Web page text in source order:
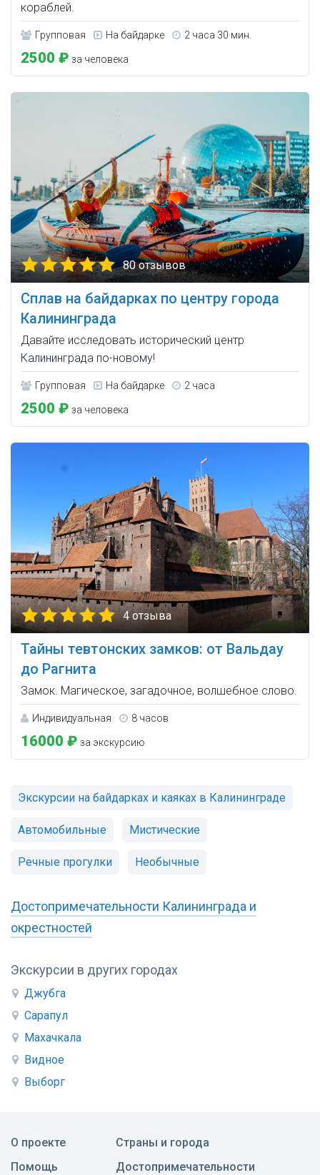
Экскурсии в других городах
Джубга
Сарапул
Махачкала
Видное
Выборг
кораблей.
Групповая На байдарке 2 часа 30 мин.
2500 ₽ за человека
80 отзывов
Сплав на байдарках по центру города
Калининграда
Давайте исследовать исторический центр
Калининграда по-новому!
Групповая На байдарке 2 часа
2500 ₽ за человека
4 отзыва
Тайны тевтонских замков: от Вальдау
до Рагнита
Замок. Магическое, загадочное, волшебное слово.
Индивидуальная 8 часов
16000 ₽ за экскурсию
Экскурсии на байдарках и каяках в Калининграде
Автомобильные Мистические
Речные прогулки Необычные
Достопримечательности Калининграда и
окрестностей
О проекте
Помощь
Страны и города
Достопримечательности